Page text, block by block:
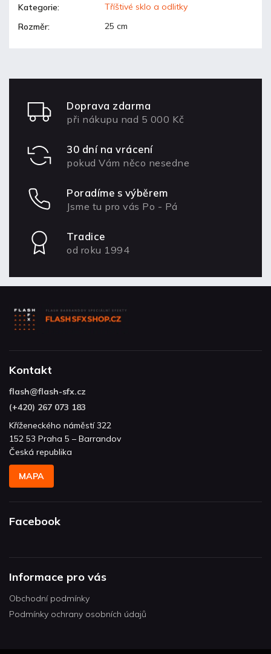
Kategorie:
Tříštivé sklo a odlitky
Rozměr: 25 cm
Doprava zdarma
při nákupu nad 5 000 Kč
30 dní na vrácení
pokud Vám něco nesedne
Poradíme s výběrem
Jsme tu pro vás Po - Pá
Tradice
od roku 1994
Kontakt
flash@flash-sfx.cz
(+420) 267 073 183
Kříženeckého náměstí 322
152 53 Praha 5 – Barrandov
Česká republika
MAPA
Facebook
Informace pro vás
Obchodní podmínky
Podmínky ochrany osobních údajů